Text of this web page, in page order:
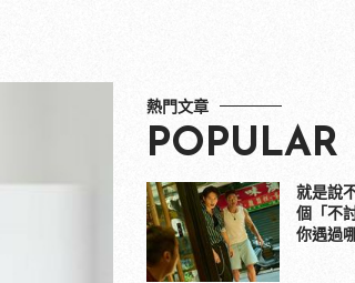
熱門文章
POPULAR
就是說
個「不
你遇過